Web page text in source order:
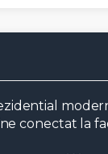
conectat la